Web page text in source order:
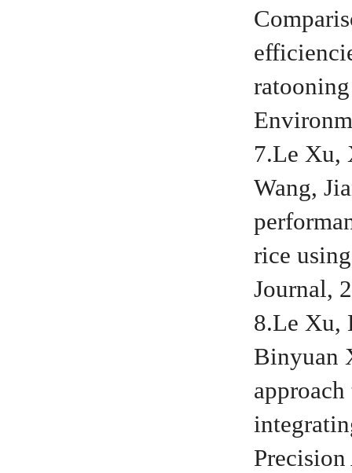
7.Le Xu,
Wang,
rice
Journal,
8.Le Xu,
Binyuan